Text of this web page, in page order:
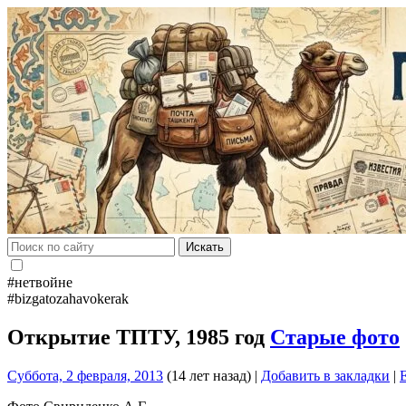
Искать
#нетвойне
#bizgatozahavokerak
Открытие ТПТУ, 1985 год Старые фото
Суббота, 2 февраля, 2013 (14 лет назад) | Добавить в закладки |